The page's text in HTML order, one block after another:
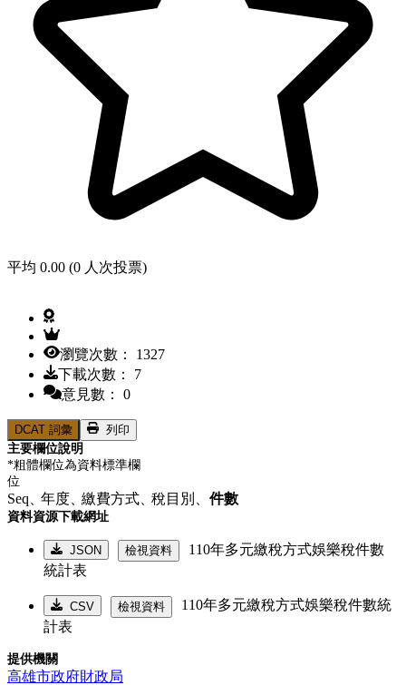
平均 0.00 (0 人次投票)
瀏覽次數： 1327
下載次數： 7
意見數： 0
DCAT 詞彙
列印
主要欄位說明
*粗體欄位為資料標準欄
位
Seq、年度、繳費方式、稅目別、 件數
資料資源下載網址
JSON 檢視資料
110年多元繳稅方式娛樂稅件數
統計表
CSV 檢視資料
110年多元繳稅方式娛樂稅件數統
計表
提供機關
高雄市政府財政局